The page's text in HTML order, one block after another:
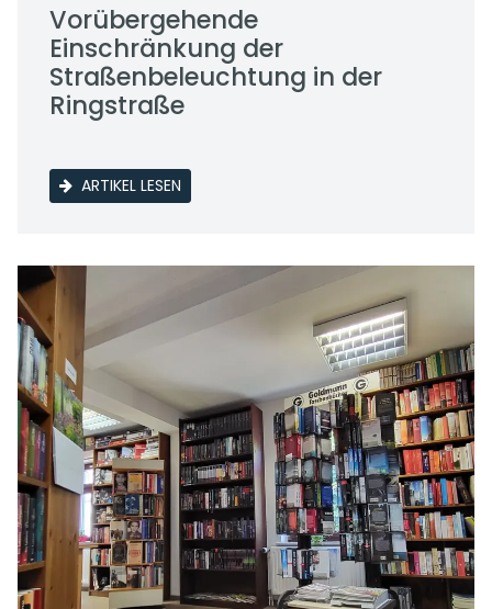
Vorübergehende
Einschränkung der
Straßenbeleuchtung in der
Ringstraße
ARTIKEL LESEN